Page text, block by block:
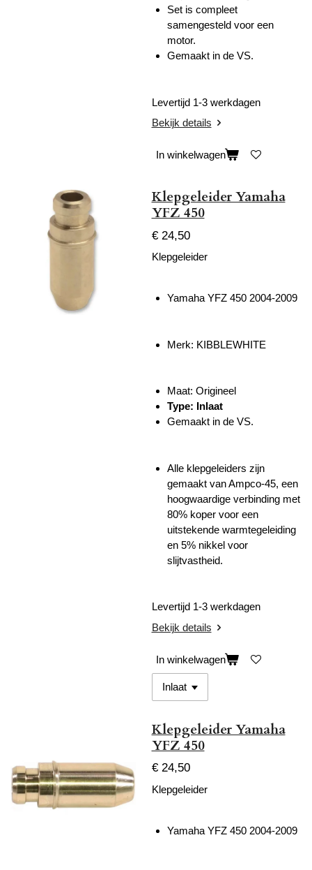
Set is compleet
samengesteld voor een
motor.
Gemaakt in de VS.
Levertijd 1-3 werkdagen
Bekijk details
In winkelwagen
Klepgeleider Yamaha
YFZ 450
€ 24,50
Klepgeleider
Yamaha YFZ 450 2004-2009
Merk: KIBBLEWHITE
Maat: Origineel
Type: Inlaat
Gemaakt in de VS.
Alle klepgeleiders zijn
gemaakt van Ampco-45, een
hoogwaardige verbinding met
80% koper voor een
uitstekende warmtegeleiding
en 5% nikkel voor
slijtvastheid.
Levertijd 1-3 werkdagen
Bekijk details
In winkelwagen
Klepgeleider Yamaha
YFZ 450
€ 24,50
Klepgeleider
Yamaha YFZ 450 2004-2009